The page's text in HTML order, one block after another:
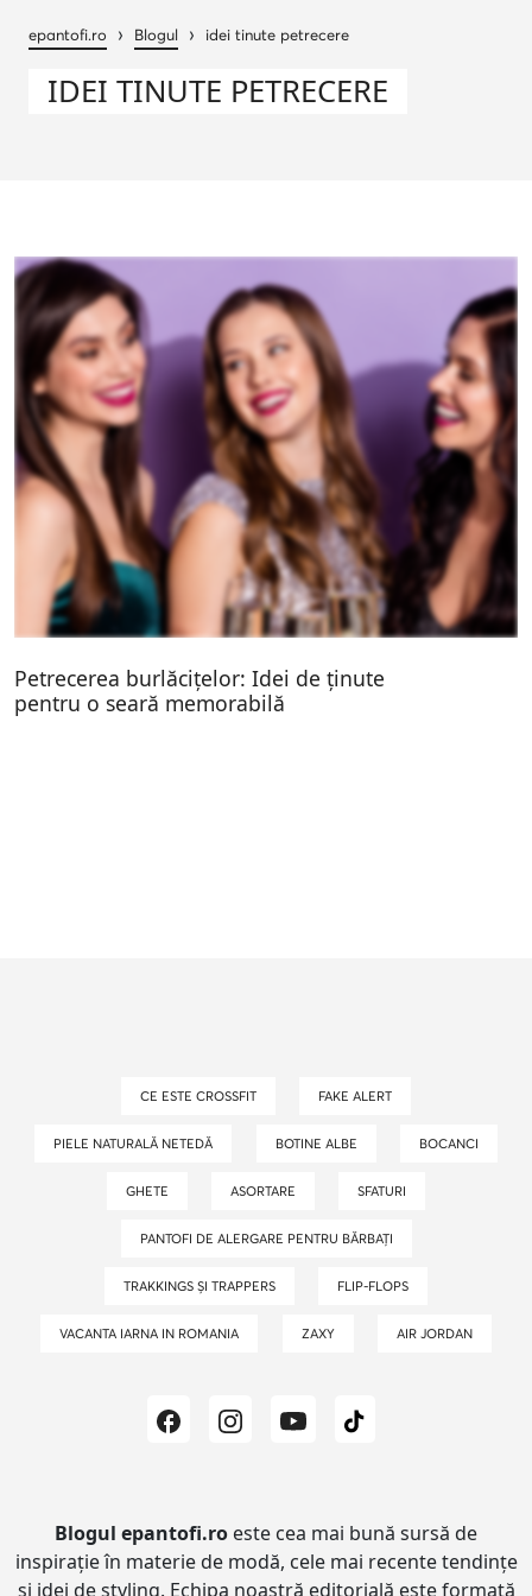
epantofi.ro › Blogul › idei tinute petrecere
IDEI TINUTE PETRECERE
Petrecerea burlăcițelor: Idei de ținute
pentru o seară memorabilă
CE ESTE CROSSFIT FAKE ALERT
PIELE NATURALĂ NETEDĂ BOTINE ALBE BOCANCI
GHETE ASORTARE SFATURI
PANTOFI DE ALERGARE PENTRU BĂRBAȚI
TRAKKINGS ȘI TRAPPERS FLIP-FLOPS
VACANTA IARNA IN ROMANIA ZAXY AIR JORDAN
Blogul epantofi.ro este cea mai bună sursă de
inspirație în materie de modă, cele mai recente tendințe
și idei de styling. Echipa noastră editorială este formată